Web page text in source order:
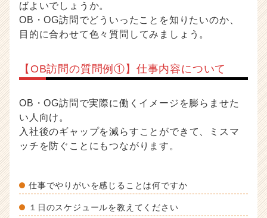
ばよいでしょうか。
OB・OG訪問でどういったことを知りたいのか、
目的に合わせて色々質問してみましょう。
【OB訪問の質問例①】仕事内容について
OB・OG訪問で実際に働くイメージを膨らませた
い人向け。
入社後のギャップを減らすことができて、ミスマ
ッチを防ぐことにもつながります。
仕事でやりがいを感じることは何ですか
１日のスケジュールを教えてください